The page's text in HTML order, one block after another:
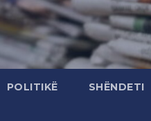
POLITIKË SHËNDETI